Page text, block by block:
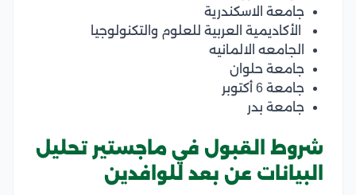
جامعة الاسكندرية
الأكاديمية العربية للعلوم والتكنولوجيا
الجامعه الالمانيه
جامعة حلوان
جامعة 6 أكتوبر
جامعة بدر
شروط القبول في ماجستير تحليل
البيانات عن بعد للوافدين